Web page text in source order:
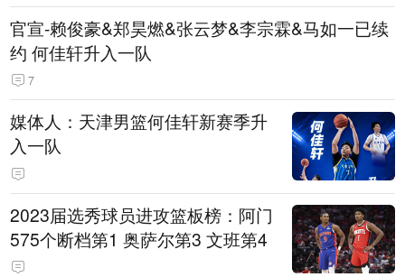
官宣-赖俊豪&郑昊燃&张云梦&李宗霖&马如一已续
约 何佳轩升入一队
7
媒体人：天津男篮何佳轩新赛季升
入一队
2023届选秀球员进攻篮板榜：阿门
575个断档第1 奥萨尔第3 文班第4